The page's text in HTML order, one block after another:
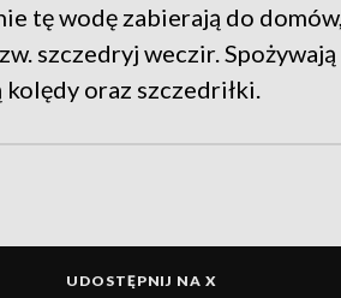
tę wodę zabierają do domów,
szczedryj weczir. Spożywają
oraz szczedriłki.
UDOSTĘPNIJ NA X